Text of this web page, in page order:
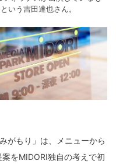
いう吉田達也さん。
がもり」は、メニューから
をMIDORI独自の考えで初